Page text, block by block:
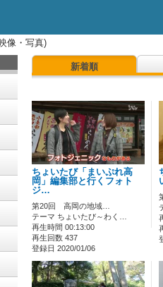
像・写真)
新着順
ちょいたび「まいぷれ高
岡」編集部と行くフォト
ジ…
第20回 高岡の地域…
テーマ ちょいたび～わく…
再生時間 00:13:00
再生回数 437
登録日 2020/01/06